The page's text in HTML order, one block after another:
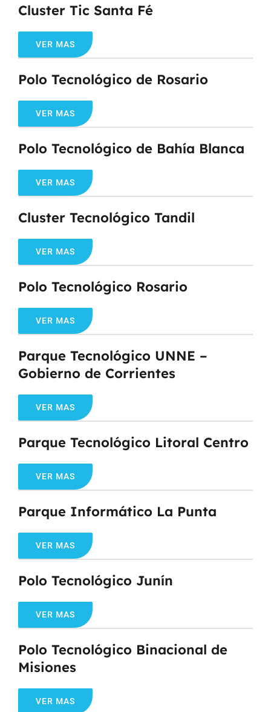
Cluster Tic Santa Fé
VER MAS
Polo Tecnológico de Rosario
VER MAS
Polo Tecnológico de Bahía Blanca
VER MAS
Cluster Tecnológico Tandil
VER MAS
Polo Tecnológico Rosario
VER MAS
Parque Tecnológico UNNE –
Gobierno de Corrientes
VER MAS
Parque Tecnológico Litoral Centro
VER MAS
Parque Informático La Punta
VER MAS
Polo Tecnológico Junín
VER MAS
Polo Tecnológico Binacional de
Misiones
VER MAS